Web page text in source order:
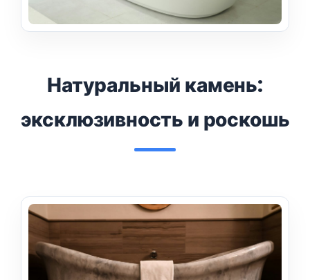
Натуральный камень:
эксклюзивность и роскошь